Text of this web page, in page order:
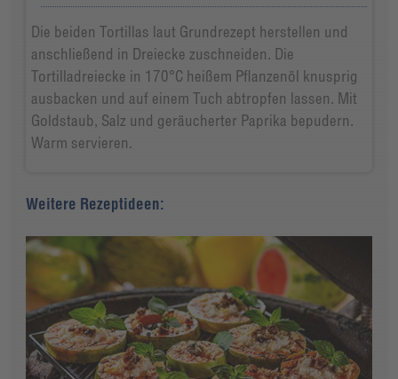
Die beiden Tortillas laut Grundrezept herstellen und
anschließend in Dreiecke zuschneiden. Die
Tortilladreiecke in 170°C heißem Pflanzenöl knusprig
ausbacken und auf einem Tuch abtropfen lassen. Mit
Goldstaub, Salz und geräucherter Paprika bepudern.
Warm servieren.
Weitere Rezeptideen: